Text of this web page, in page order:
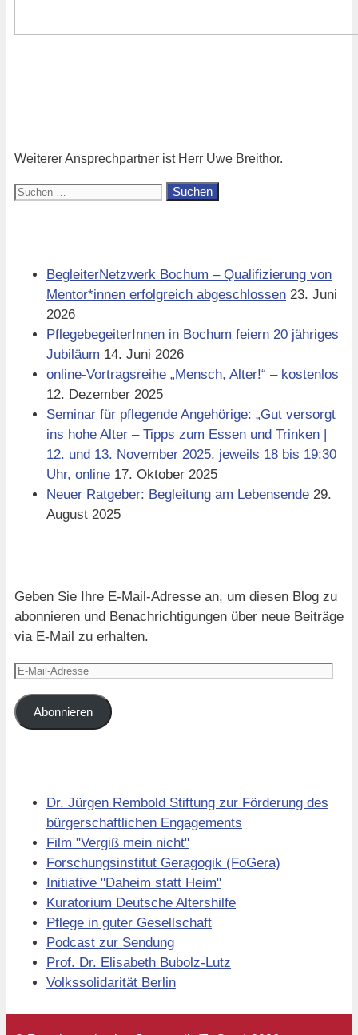
Weiterer Ansprechpartner ist Herr Uwe Breithor.
Suchen
BegleiterNetzwerk Bochum – Qualifizierung von
Mentor*innen erfolgreich abgeschlossen 23. Juni
2026
PflegebegeiterInnen in Bochum feiern 20 jähriges
Jubiläum 14. Juni 2026
online-Vortragsreihe „Mensch, Alter!“ – kostenlos
12. Dezember 2025
Seminar für pflegende Angehörige: „Gut versorgt
ins hohe Alter – Tipps zum Essen und Trinken |
12. und 13. November 2025, jeweils 18 bis 19:30
Uhr, online 17. Oktober 2025
Neuer Ratgeber: Begleitung am Lebensende 29.
August 2025
Geben Sie Ihre E-Mail-Adresse an, um diesen Blog zu
abonnieren und Benachrichtigungen über neue Beiträge
via E-Mail zu erhalten.
E-
Adresse
Abonnieren
Dr. Jürgen Rembold Stiftung zur Förderung des
bürgerschaftlichen Engagements
Film "Vergiß mein nicht"
Forschungsinstitut Geragogik (FoGera)
Initiative "Daheim statt Heim"
Kuratorium Deutsche Altershilfe
Pflege in guter Gesellschaft
Podcast zur Sendung
Prof. Dr. Elisabeth Bubolz-Lutz
Volkssolidarität Berlin